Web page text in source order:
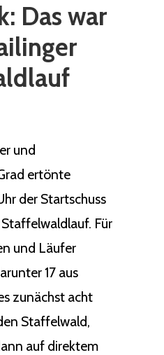
Das war
und
ertönte
der Startschuss
Staffelwaldlauf. Für
und Läufer
17 aus
zunächst acht
Staffelwald,
auf direktem